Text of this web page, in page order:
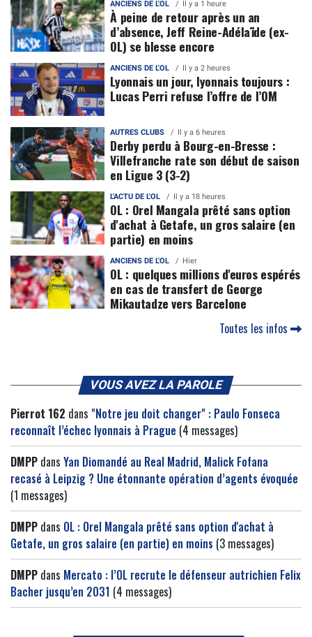
ANCIENS DE L'OL Il y a 1 heure
À peine de retour après un an
d’absence, Jeff Reine-Adélaïde (ex-
OL) se blesse encore
ANCIENS DE L'OL Il y a 2 heures
Lyonnais un jour, lyonnais toujours :
Lucas Perri refuse l’offre de l’OM
AUTRES CLUBS Il y a 6 heures
Derby perdu à Bourg-en-Bresse :
Villefranche rate son début de saison
en Ligue 3 (3-2)
L'ACTU DE L'OL Il y a 18 heures
OL : Orel Mangala prêté sans option
d'achat à Getafe, un gros salaire (en
partie) en moins
ANCIENS DE L'OL Hier
OL : quelques millions d'euros espérés
en cas de transfert de George
Mikautadze vers Barcelone
Toutes les infos
VOUS AVEZ LA PAROLE
Pierrot 162 dans "Notre jeu doit changer" : Paulo Fonseca
reconnaît l’échec lyonnais à Prague (4 messages)
DMPP dans Yan Diomandé au Real Madrid, Malick Fofana
recasé à Leipzig ? Une étonnante opération d’agents évoquée
(1 messages)
DMPP dans OL : Orel Mangala prêté sans option d'achat à
Getafe, un gros salaire (en partie) en moins (3 messages)
DMPP dans Mercato : l’OL recrute le défenseur autrichien Felix
Bacher jusqu’en 2031 (4 messages)